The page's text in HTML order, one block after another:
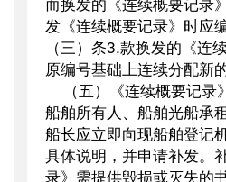
发《连续概要记录》时应
（三）条3.款换发的《连
原编号基础上连续分配新
（五）《连续概要记录
船舶所有人、船舶光船承
船长应立即向现船舶登记
具体说明，并申请补发。
录》需提供毁损或灭失的